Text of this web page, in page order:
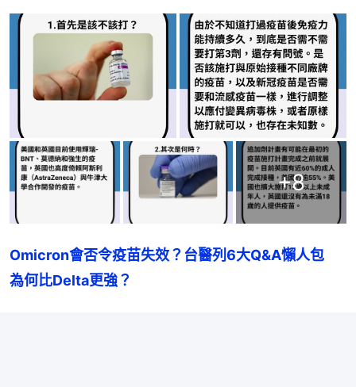
+8
Omicron會否令疫苗失效？台醫列6大Q&A懶人包
為何比Delta更強？